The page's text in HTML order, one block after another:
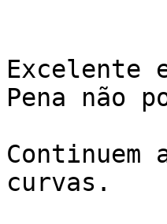
Pena não
curvas.